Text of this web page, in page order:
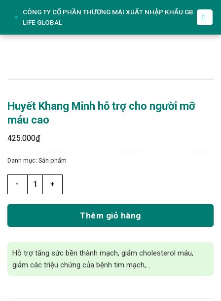
CÔNG TY CỔ PHẦN THƯƠNG MẠI XUẤT NHẬP KHẨU GB
LIFE GLOBAL
Huyết Khang Minh hỗ trợ cho người mỡ
máu cao
425.000₫
Danh mục: Sản phẩm
Huyết Khang Minh hỗ trợ cho người mỡ máu cao số lượng
Thêm giỏ hàng
Hỗ trợ tăng sức bền thành mạch, giảm cholesterol máu,
giảm các triệu chứng của bệnh tim mạch,…